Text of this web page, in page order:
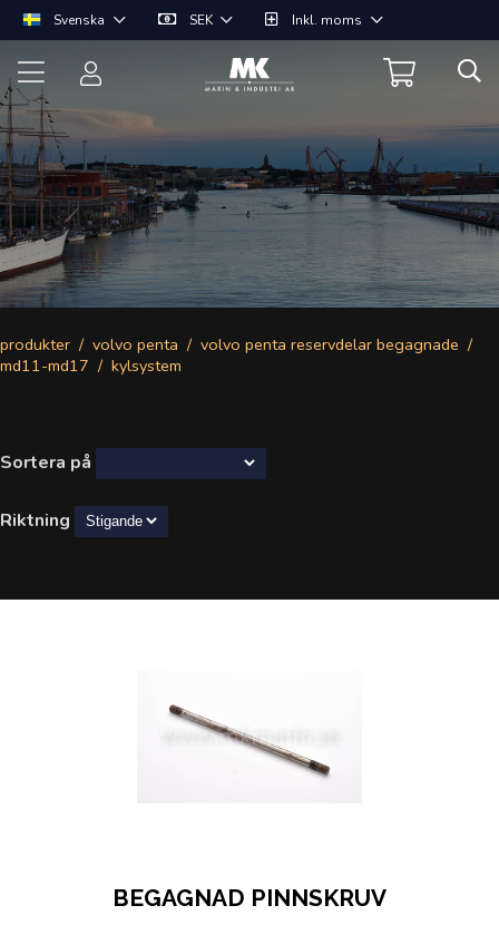
Svenska SEK Inkl. moms
produkter volvo penta
volvo penta reservdelar begagnade
md11-md17
kylsystem
Sortera på
Riktning
BEGAGNAD PINNSKRUV